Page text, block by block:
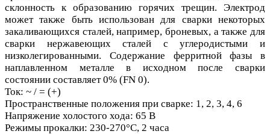
склонность к образованию горячих трещин. Электрод
может также быть использован для сварки некоторых
закаливающихся сталей, например, броневых, а также для
сварки нержавеющих сталей с углеродистыми и
низколегированными. Содержание ферритной фазы в
наплавленном металле в исходном после сварки
состоянии составляет 0% (FN 0).
Ток: ~ / = (+)
Пространственные положения при сварке: 1, 2, 3, 4, 6
Напряжение холостого хода: 65 В
Режимы прокалки: 230-270°С, 2 часа